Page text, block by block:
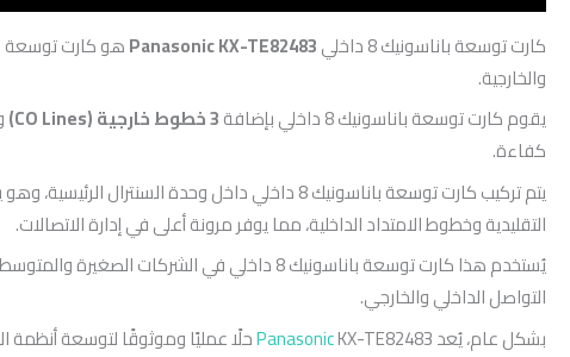
كارت توسعة باناسونيك 8 داخلي
هو كارت توسعة
والخارجية.
يقوم كارت توسعة باناسونيك 8 داخلي بإضافة
3 خطوط خارجية (CO Lines)
كفاءة.
يتم تركيب كارت توسعة باناسونيك 8 داخلي داخل
التقليدية وخطوط الامتداد الداخلية، مما يوفر مرونة أعلى في إدارة الاتصالات.
يُستخدم هذا كارت توسعة باناسونيك 8 داخلي
التواصل الداخلي والخارجي.
بشكل عام، يُعد
PanasonicKX-TE82483 حلًا عمليًا وموثوقًا لتوسعة أنظمة السنترال من باناسونيك، مع أداء ثابت وسهولة في التركيب، مما يجعله خيارًا اقتصاديًا لزيادة سعة نظام الاتصالات بدون استبدال السنترال بالكامل.